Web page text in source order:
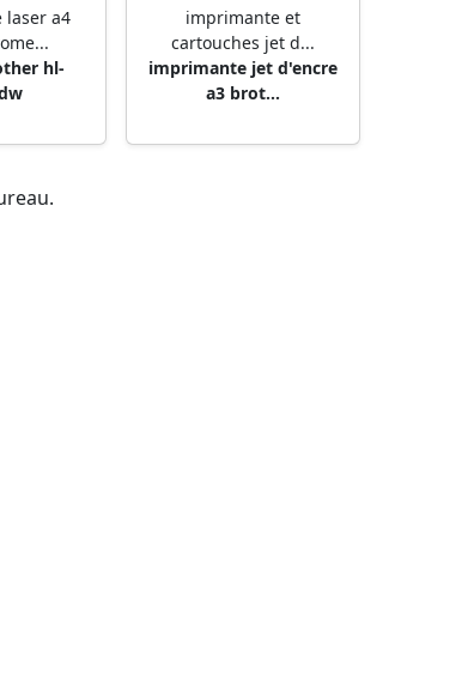
laser a4
hl-
imprimante et
cartouches jet d...
imprimante jet d'encre
a3 brot...